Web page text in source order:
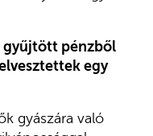
gyűjtött pénzből
egy
gyászára való